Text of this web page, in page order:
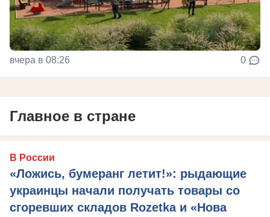
вчера в 08:26 0
Главное в стране
В России
«Ложись, бумеранг летит!»: рыдающие
украинцы начали получать товары со
сгоревших складов Rozetka и «Нова